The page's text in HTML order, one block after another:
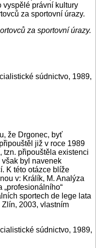
vyspělé právní kultury
za sportovní úrazy.
za sportovní úrazy.
súdnictvo, 1989,
že Drgonec, byť
již v roce 1989
tzn. připouštěla existenci
však byl navenek
K této otázce blíže
v: Králík, M. Analýza
„profesionálního“
sportech de lege lata
2003, vlastním
súdnictvo, 1989,